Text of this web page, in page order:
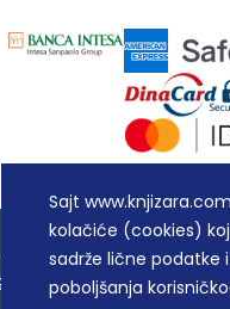
Sajt
kolačiće (cookies)
sadrže lične podatke
poboljšanja
- MAKART
PIB: 105184104, MB: